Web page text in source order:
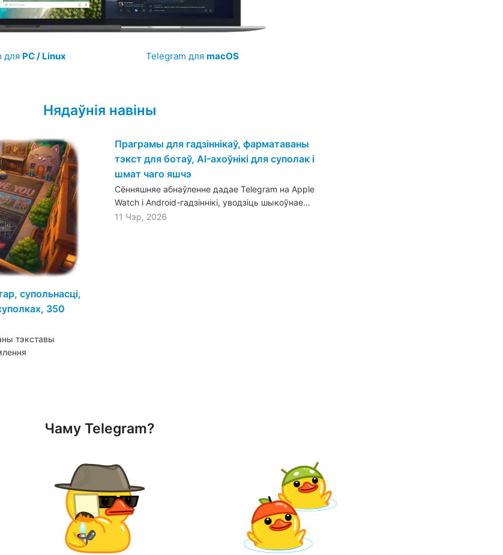
для PC / Linux Telegram дляmacOS
Нядаўнія навіны
супольнасці,
350
тэкставы
Праграмы для гадзіннікаў, фарматаваны
тэкст для ботаў, AI-ахоўнікі для суполак і
шмат чаго яшчэ
Сённяшняе абнаўленне дадае Telegram на Apple
Watch і Android-гадзіннікі, уводзіць шыкоўнае…
11 Чэр, 2026
Чаму Telegram?